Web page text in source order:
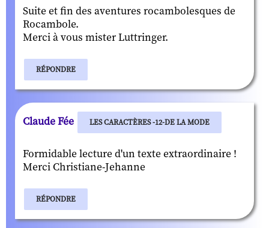
Suite et fin des aventures rocambolesques de
Rocambole.
Merci à vous mister Luttringer.
RÉPONDRE
Claude Fée LES CARACTÈRES -12-DE LA MODE
Formidable lecture d'un texte extraordinaire !
Merci Christiane-Jehanne
RÉPONDRE